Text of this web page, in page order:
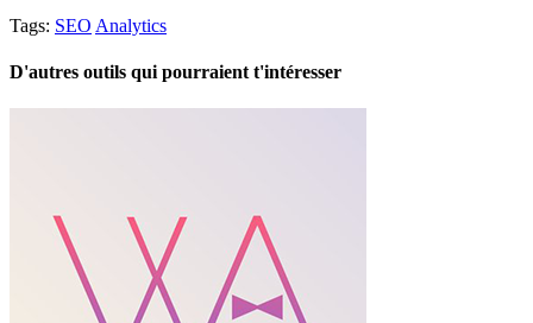
Tags: SEO Analytics
D'autres outils qui pourraient t'intéresser